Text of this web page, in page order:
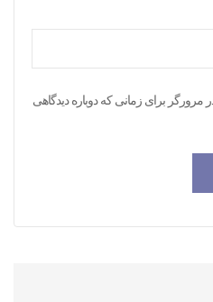
مرورگر برای زمانی که دوباره دیدگاهی